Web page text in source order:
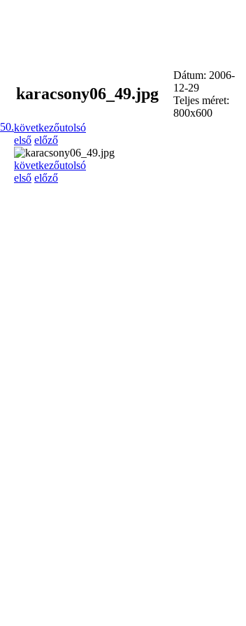
50.
karacsony06_49.jpg
Dátum: 2006-
12-29
Teljes méret:
800x600
következőutolsó
első előző
következőutolsó
első előző